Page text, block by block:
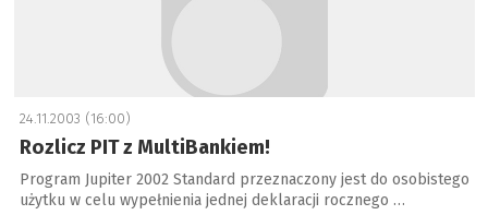
24.11.2003 (16:00)
Rozlicz PIT z MultiBankiem!
Program Jupiter 2002 Standard przeznaczony jest do osobistego
użytku w celu wypełnienia jednej deklaracji rocznego …